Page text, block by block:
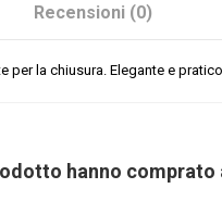
Recensioni (0)
la chiusura. Elegante e
hanno comprato